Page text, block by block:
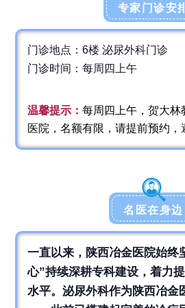
专家门诊安
门诊地点：6楼 泌尿外科门诊
门诊时间：每周四上午
温馨提示：每周四上午，贺大林
医院，名额有限，请提前预约，
名医在身边
一直以来，陕西冶金医院始终
心”持续深耕专科建设，着力
水平。泌尿外科作为陕西冶金